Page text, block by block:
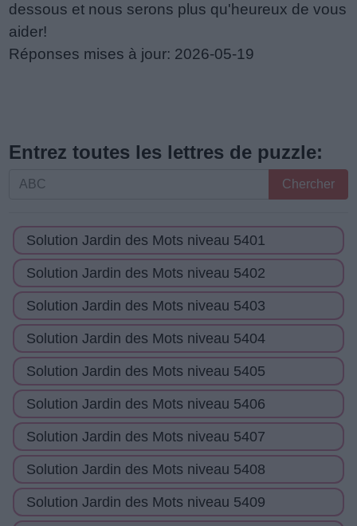
dessous et nous serons plus qu'heureux de vous
aider!
Réponses mises à jour: 2026-05-19
Entrez toutes les lettres de puzzle:
Entrez
les
lettres
de
puzzle:
Chercher
Solution Jardin des Mots niveau 5401
Solution Jardin des Mots niveau 5402
Solution Jardin des Mots niveau 5403
Solution Jardin des Mots niveau 5404
Solution Jardin des Mots niveau 5405
Solution Jardin des Mots niveau 5406
Solution Jardin des Mots niveau 5407
Solution Jardin des Mots niveau 5408
Solution Jardin des Mots niveau 5409